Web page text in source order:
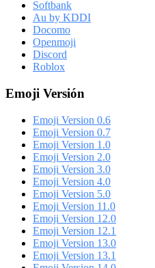
Softbank
Au by KDDI
Docomo
Openmoji
Discord
Roblox
Emoji Versión
Emoji Version 0.6
Emoji Version 0.7
Emoji Version 1.0
Emoji Version 2.0
Emoji Version 3.0
Emoji Version 4.0
Emoji Version 5.0
Emoji Version 11.0
Emoji Version 12.0
Emoji Version 12.1
Emoji Version 13.0
Emoji Version 13.1